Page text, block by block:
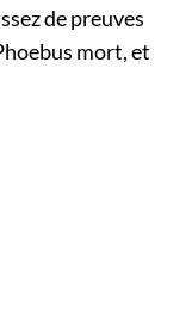
de preuves
mort, et